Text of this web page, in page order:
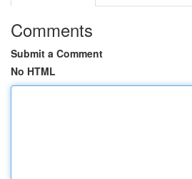
Comments
Submit a Comment
No HTML